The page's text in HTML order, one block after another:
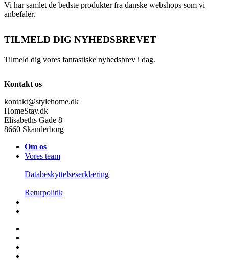
Vi har samlet de bedste produkter fra danske webshops som vi
anbefaler.
TILMELD DIG NYHEDSBREVET
Tilmeld dig vores fantastiske nyhedsbrev i dag.
Kontakt os
kontakt@stylehome.dk
HomeStay.dk
Elisabeths Gade 8
8660 Skanderborg
Om os
Vores team
Databeskyttelseserklæring
Returpolitik